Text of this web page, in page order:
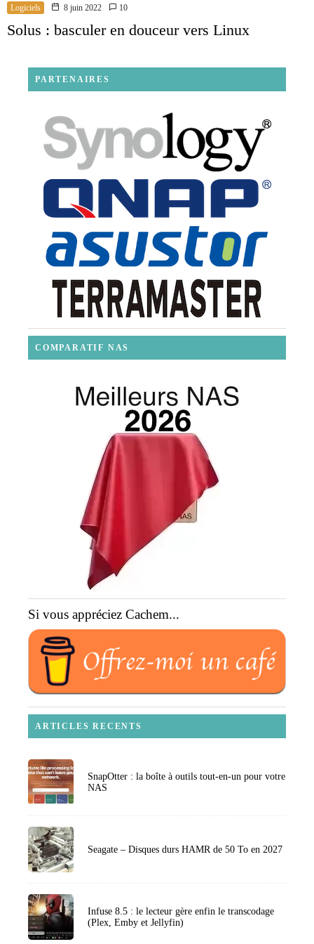
Logiciels 8 juin 2022 10
Solus : basculer en douceur vers Linux
PARTENAIRES
COMPARATIF NAS
Si vous appréciez Cachem...
ARTICLES RECENTS
SnapOtter : la boîte à outils tout-en-un pour votre
NAS
Seagate – Disques durs HAMR de 50 To en 2027
Infuse 8.5 : le lecteur gère enfin le transcodage
(Plex, Emby et Jellyfin)